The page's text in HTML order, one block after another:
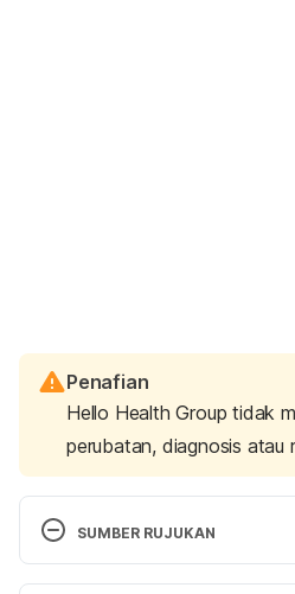
Penafian
Hello Health Group tidak
perubatan, diagnosis atau
SUMBER RUJUKAN